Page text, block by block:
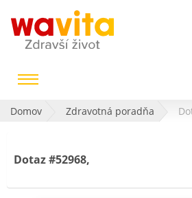
Domov Zdravotná poradňa
Dotaz #52968,